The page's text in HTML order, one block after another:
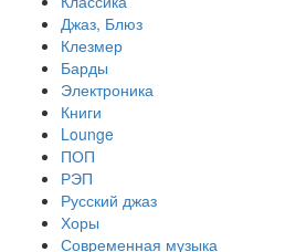
Джаз, Блюз
Клезмер
Барды
Электроника
Книги
Lounge
ПОП
РЭП
Русский джаз
Хоры
Современная музыка